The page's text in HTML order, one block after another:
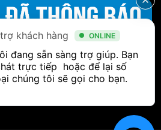
khách hàng ONLINE
đang sẵn sàng trợ giúp. Bạn
trực tiếp  hoặc để lại số
chúng tôi sẽ gọi cho bạn.